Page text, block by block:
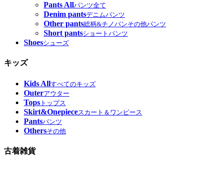
Pants Allパンツ全て
Denim pantsデニムパンツ
Other pants総柄&チノパンその他パンツ
Short pantsショートパンツ
Shoesシューズ
キッズ
Kids Allすべてのキッズ
Outerアウター
Tops トップス
Skirt&Onepieceスカート＆ワンピース
Pantsパンツ
Othersその他
古着雑貨